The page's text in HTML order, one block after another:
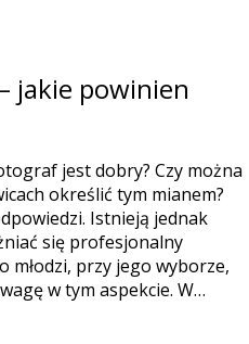
jakie powinien
jest dobry? Czy można
określić tym mianem?
Istnieją jednak
się profesjonalny
przy jego wyborze,
w tym aspekcie. W…